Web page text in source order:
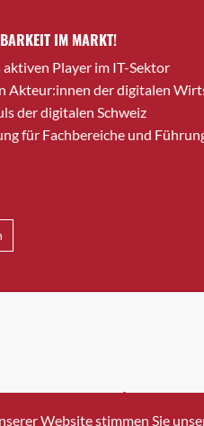
IM MARKT!
Player im IT-Sektor
Akteur:innen der digitalen
der digitalen Schweiz
für Fachbereiche und
+41 43
Website stimmen Sie